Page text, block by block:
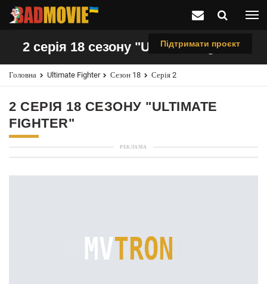
Підтримати проєкт
2 серія 18 сезону "Ultimate Fighter"
Головна Ultimate Fighter Сезон 18 Серія 2
2 СЕРІЯ 18 СЕЗОНУ "ULTIMATE
FIGHTER"
РЕКЛАМА